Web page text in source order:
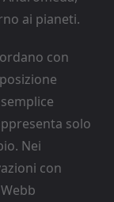
ai pianeti.
con
solo
Nei
con